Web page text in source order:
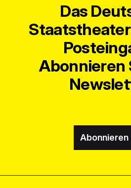
Das
Abonnieren
Abonnieren